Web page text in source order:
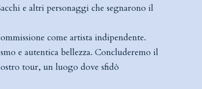
e altri personaggi che segnarono il
come artista indipendente.
e autentica bellezza. Concluderemo il
tour, un luogo dove sfidò